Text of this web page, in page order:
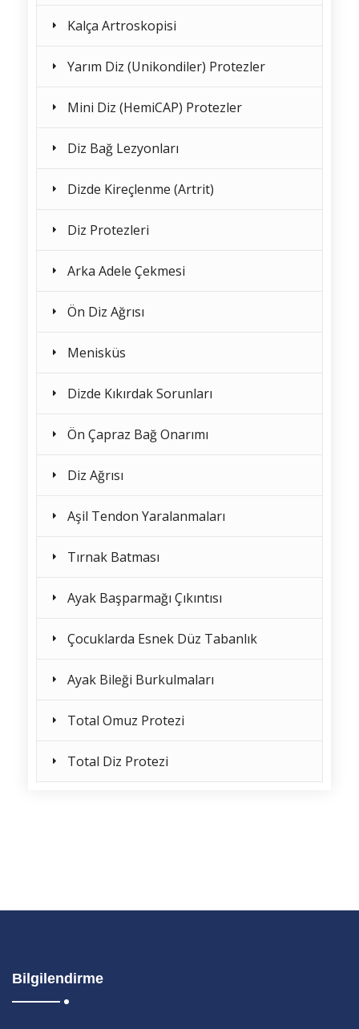
Kalça Artroskopisi
Yarım Diz (Unikondiler) Protezler
Mini Diz (HemiCAP) Protezler
Diz Bağ Lezyonları
Dizde Kireçlenme (Artrit)
Diz Protezleri
Arka Adele Çekmesi
Ön Diz Ağrısı
Menisküs
Dizde Kıkırdak Sorunları
Ön Çapraz Bağ Onarımı
Diz Ağrısı
Aşil Tendon Yaralanmaları
Tırnak Batması
Ayak Başparmağı Çıkıntısı
Çocuklarda Esnek Düz Tabanlık
Ayak Bileği Burkulmaları
Total Omuz Protezi
Total Diz Protezi
Bilgilendirme